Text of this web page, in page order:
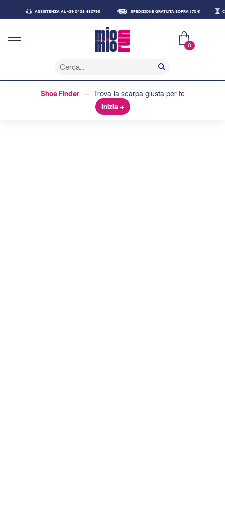
ASSISTENZA AL +39 0438 430796 SPEDIZIONE GRATUITA SOPRA I 70 €
0
Shoe Finder— Trova la scarpa giusta per te
Inizia →